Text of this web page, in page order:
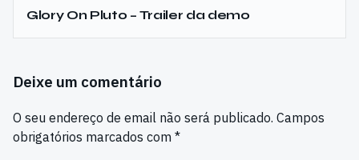
Glory On Pluto – Trailer da demo
Deixe um comentário
O seu endereço de email não será publicado. Campos
obrigatórios marcados com *